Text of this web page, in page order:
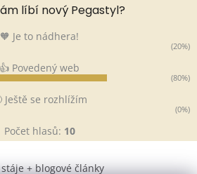
líbí nový Pegastyl?
🧡 Je to nádhera!
(20%)
👍 Povedený web
(80%)
Ještě se rozhlížím
(0%)
Počet hlasů: 10
+ blogové články